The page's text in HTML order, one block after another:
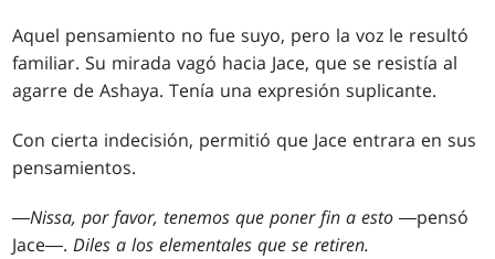
Aquel pensamiento no fue suyo, pero la voz le resultó
familiar. Su mirada vagó hacia Jace, que se resistía al
agarre de Ashaya. Tenía una expresión suplicante.
Con cierta indecisión, permitió que Jace entrara en sus
pensamientos.
―Nissa, por favor, tenemos que poner fin a esto ―pensó
Jace―.Diles a los elementales que se retiren.